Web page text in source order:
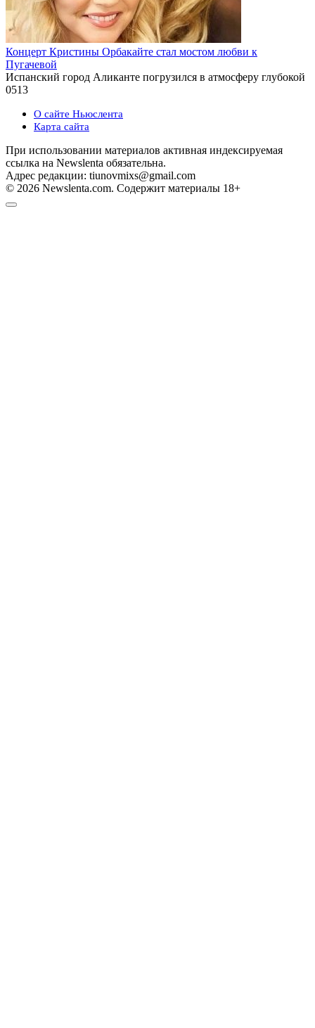
Концерт Кристины Орбакайте стал мостом любви к
Пугачевой
Испанский город Аликанте погрузился в атмосферу глубокой
0513
О сайте Ньюслента
Карта сайта
При использовании материалов активная индексируемая
ссылка на Newslenta обязательна.
Адрес редакции: tiunovmixs@gmail.com
© 2026 Newslenta.com. Содержит материалы 18+